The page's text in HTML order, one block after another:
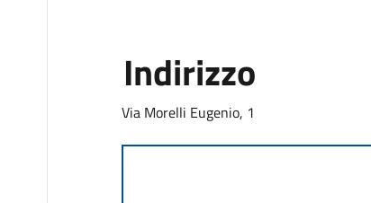
Indirizzo
Via Morelli Eugenio, 1